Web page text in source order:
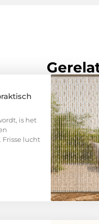
is het
lucht